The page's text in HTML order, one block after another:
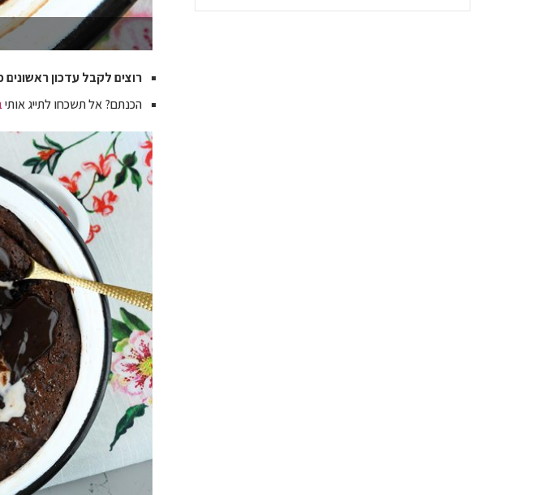
רוצים לקבל עדכון
הכנתם? אל תשכחו לתייג אותי